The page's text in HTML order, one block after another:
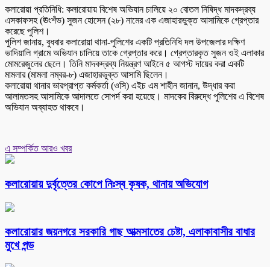
কলারোয়া প্রতিনিধি: কলারোয়ায় বিশেষ অভিযান চালিয়ে ২০ বোতল নিষিদ্ধ মাদকদ্রব্য
এসকাফসহ (ঊংশঁভ) সুজন হোসেন (২৮) নামের এক এজাহারভুক্ত আসামিকে গ্রেপ্তার
করেছে পুলিশ।
পুলিশ জানায়, বুধবার কলারোয়া থানা-পুলিশের একটি প্রতিনিধি দল উপজেলার দক্ষিণ
ভাদিয়ালি গ্রামে অভিযান চালিয়ে তাকে গ্রেপ্তার করে। গ্রেপ্তারকৃত সুজন ওই এলাকার
মোমরেজুলের ছেলে। তিনি মাদকদ্রব্য নিয়ন্ত্রণ আইনে ৫ আগস্ট দায়ের করা একটি
মামলার (মামলা নম্বর-৮) এজাহারভুক্ত আসামি ছিলেন।
কলারোয়া থানার ভারপ্রাপ্ত কর্মকর্তা (ওসি) এইচ এম শাহীন জানান, উদ্ধার করা
আলামতসহ আসামিকে আদালতে সোপর্দ করা হয়েছে। মাদকের বিরুদ্ধে পুলিশের এ বিশেষ
অভিযান অব্যাহত থাকবে।
এ সম্পর্কিত আরও খবর
কলারোয়ায় দুর্বৃত্তের কোপে নিঃস্ব কৃষক, থানায় অভিযোগ
কলারোয়ার জয়নগরে সরকারি গাছ আত্মসাতের চেষ্টা, এলাকাবাসীর বাধার
মুখে পন্ড